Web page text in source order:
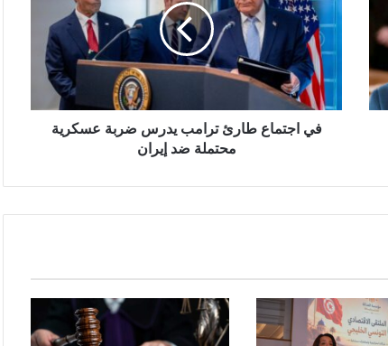
في اجتماع طارئ ترامب يدرس ضربة عسكرية
محتملة ضد إيران